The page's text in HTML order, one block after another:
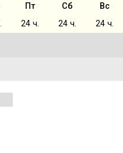
Пт Сб
Вс
24 ч. 24 ч. 24 ч.